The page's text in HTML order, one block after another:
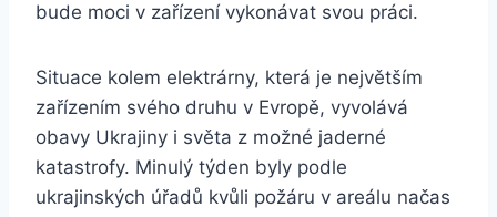
bude moci v zařízení vykonávat svou práci.
Situace kolem elektrárny, která je největším
zařízením svého druhu v Evropě, vyvolává
obavy Ukrajiny i světa z možné jaderné
katastrofy. Minulý týden byly podle
ukrajinských úřadů kvůli požáru v areálu načas